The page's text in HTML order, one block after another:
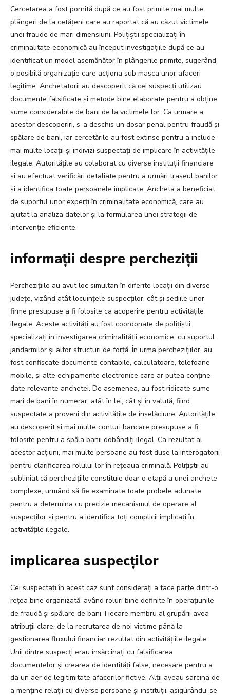
Cercetarea a fost pornită după ce au fost primite mai multe
plângeri de la cetățeni care au raportat că au căzut victimele
unei fraude de mari dimensiuni. Polițiștii specializați în
criminalitate economică au început investigațiile după ce au
identificat un model asemănător în plângerile primite, sugerând
o posibilă organizație care acționa sub masca unor afaceri
legitime. Anchetatorii au descoperit că cei suspecți utilizau
documente falsificate și metode bine elaborate pentru a obține
sume considerabile de bani de la victimele lor. Ca urmare a
acestor descoperiri, s-a deschis un dosar penal pentru fraudă și
spălare de bani, iar cercetările au fost extinse pentru a include
mai multe locații și indivizi suspectați de implicare în activitățile
ilegale. Autoritățile au colaborat cu diverse instituții financiare
și au efectuat verificări detaliate pentru a urmări traseul banilor
și a identifica toate persoanele implicate. Ancheta a beneficiat
de suportul unor experți în criminalitate economică, care au
ajutat la analiza datelor și la formularea unei strategii de
intervenție eficiente.
informații despre percheziții
Perchezițiile au avut loc simultan în diferite locații din diverse
județe, vizând atât locuințele suspecților, cât și sediile unor
firme presupuse a fi folosite ca acoperire pentru activitățile
ilegale. Aceste activități au fost coordonate de polițiștii
specializați în investigarea criminalității economice, cu suportul
jandarmilor și altor structuri de forță. În urma perchezițiilor, au
fost confiscate documente contabile, calculatoare, telefoane
mobile, și alte echipamente electronice care ar putea conține
date relevante anchetei. De asemenea, au fost ridicate sume
mari de bani în numerar, atât în lei, cât și în valută, fiind
suspectate a proveni din activitățile de înșelăciune. Autoritățile
au descoperit și mai multe conturi bancare presupuse a fi
folosite pentru a spăla banii dobândiți ilegal. Ca rezultat al
acestor acțiuni, mai multe persoane au fost duse la interogatorii
pentru clarificarea rolului lor în rețeaua criminală. Polițiștii au
subliniat că perchezițiile constituie doar o etapă a unei anchete
complexe, urmând să fie examinate toate probele adunate
pentru a determina cu precizie mecanismul de operare al
suspecților și pentru a identifica toți complicii implicați în
activitățile ilegale.
implicarea suspecților
Cei suspectați în acest caz sunt considerați a face parte dintr-o
rețea bine organizată, având roluri bine definite în operațiunile
de fraudă și spălare de bani. Fiecare membru al grupării avea
atribuții clare, de la recrutarea de noi victime până la
gestionarea fluxului financiar rezultat din activitățiile ilegale.
Unii dintre suspecți erau însărcinați cu falsificarea
documentelor și crearea de identități false, necesare pentru a
da un aer de legitimitate afacerilor fictive. Alții aveau sarcina de
a menține relații cu diverse persoane și instituții, asigurându-se